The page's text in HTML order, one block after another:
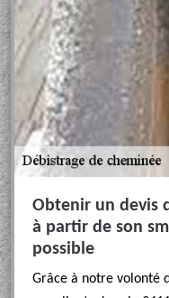
Obtenir un devis
à partir de son
possible
Grâce à notre volonté